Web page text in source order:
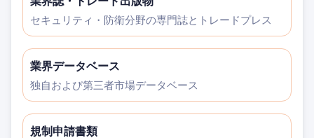
セキュリティ・防衛分野の専門誌とトレードプレス
業界データベース
独自および第三者市場データベース
規制申請書類